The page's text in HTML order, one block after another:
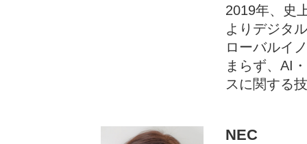
2019年、史
よりデジタ
ローバルイ
まらず、AI
スに関する
NEC